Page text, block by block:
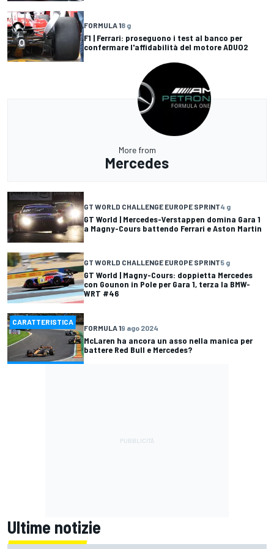
FORMULA 18 g
F1 | Ferrari: proseguono i test al banco per
confermare l'affidabilità del motore ADUO2
More from
Mercedes
GT WORLD CHALLENGE EUROPE SPRINT4 g
GT World | Mercedes-Verstappen domina Gara 1
a Magny-Cours battendo Ferrari e Aston Martin
GT WORLD CHALLENGE EUROPE SPRINT5 g
GT World | Magny-Cours: doppietta Mercedes
con Gounon in Pole per Gara 1, terza la BMW-
WRT #46
CARATTERISTICA
FORMULA 19 ago 2024
McLaren ha ancora un asso nella manica per
battere Red Bull e Mercedes?
Ultime notizie